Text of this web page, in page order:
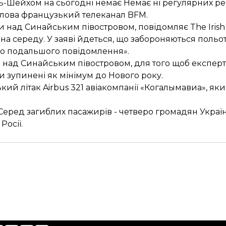
на сьогодні немає Немає ні регулярних
французький телеканал BFM.
Синайським півостровом, повідомляє The Irish
на середу. У заяві йдеться, що забороняються
подальшого повідомлення».
Синайським півостровом, для того щоб
зупинені як мінімум до Нового року.
літак Airbus 321 авіакомпанії «Когалымавиа»,
загиблих пасажирів - четверо громадян